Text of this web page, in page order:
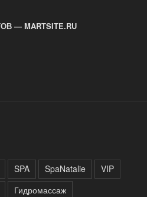
— MARTSITE.RU
SPA SpaNatalie
VIP
Гидромассаж